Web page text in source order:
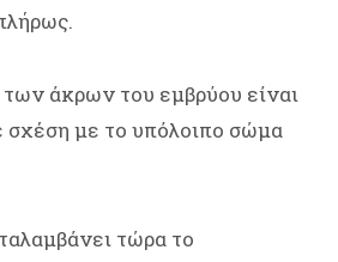
άκρων του εμβρύου είναι
σχέση με το υπόλοιπο σώμα
τώρα το